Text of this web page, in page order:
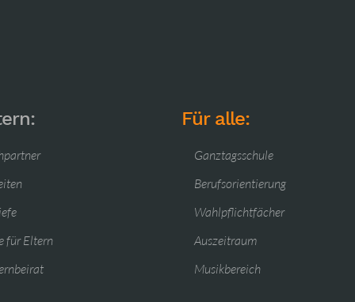
für Eltern
Für alle:
Ganztagsschule
Berufsorientierung
Wahlpflichtfächer
Auszeitraum
Musikbereich